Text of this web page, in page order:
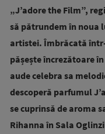
„J’adore the Film”,
să pătrundem în noua
artistei. Îmbrăcată
pășește încrezătoare
aude celebra sa
descoperă parfumul
se cuprinsă de aroma
Rihanna în Sala